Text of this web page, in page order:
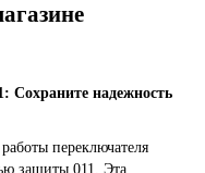
Сохраните надежность
переключателя
защиты 011. Эта